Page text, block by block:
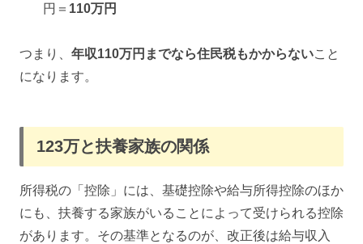
円＝ 110万円
つまり、 年収110万円までなら住民税もかからないこと
になります。
123万と扶養家族の関係
所得税の「控除」には、基礎控除や給与所得控除のほか
にも、扶養する家族がいることによって受けられる控除
があります。その基準となるのが、改正後は給与収入